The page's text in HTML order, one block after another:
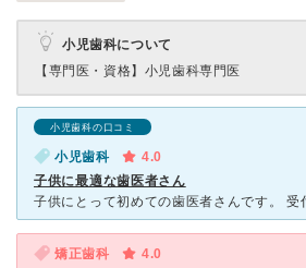
小児歯科について
【専門医・資格】 小児歯科専門医
小児歯科の口コミ
小児歯科
4.0
子供に最適な歯医者さん
矯正歯科
4.0